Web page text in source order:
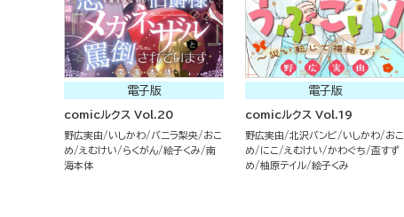
電子版
comicルクス Vol.20
野広実由 いしかわ バニラ梨央
おこ
め
えむけい らくがん 絵子くみ
南
海本体
電子版
comicルクス Vol.19
野広実由 北沢バンビ いしかわ
おこ
め
にこ えむけい かわぐち
盃すず
め
柚原テイル 絵子くみ